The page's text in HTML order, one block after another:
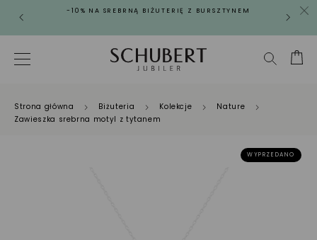
-10% NA SREBRNĄ BIŻUTERIĘ Z BURSZTYNEM
Strona główna Biżuteria Kolekcje
Nature
Zawieszka srebrna motyl z tytanem
WYPRZEDANO